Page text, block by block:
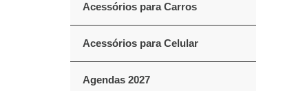
Acessórios para Carros
Acessórios para Celular
Agendas 2027